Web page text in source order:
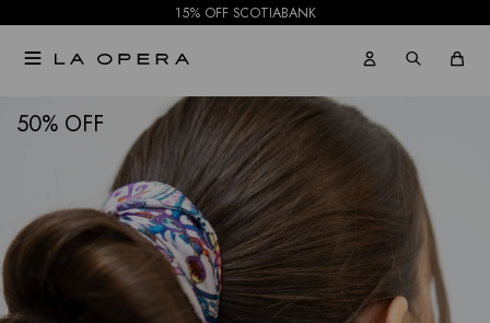
15% OFF SCOTIABANK

50 NOTIFICARME